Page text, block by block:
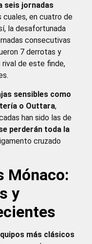
seis jornadas
cuales, en cuatro de
la desafortunada
consecutivas
7 derrotas y
rival de este finde,
sensibles como
o Outtara,
han sido las de
perderán toda la
cruzado
Mónaco:
y
más clásicos